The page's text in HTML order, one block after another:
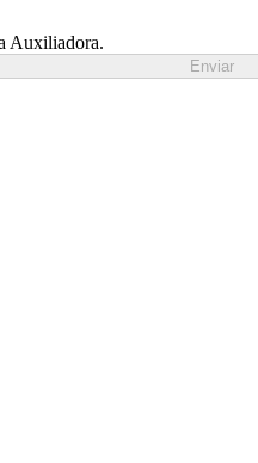
Auxiliadora.
Enviar